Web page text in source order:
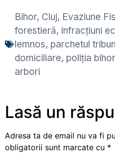
Bihor, Cluj, Evaziune
forestieră, infracțiuni
lemnos, parchetul
domiciliare, poliția bihor
arbori
Lasă un
Adresa ta de email nu va fi
obligatorii sunt marcate cu *